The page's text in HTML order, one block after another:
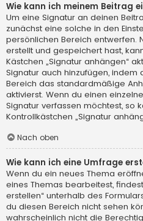
Wie kann ich meinem Beitrag
Um eine Signatur an deinen
zunächst eine solche in den
persönlichen Bereich entwerfen.
erstellt und gespeichert hast,
Kästchen „Signatur anhängen“
Signatur auch hinzufügen,
Bereich das standardmäßige
aktivierst. Wenn du einen
Signatur verfassen möchtest, so
Kontrollkästchen „Signatur
Nach oben
Wie kann ich eine Umfrage
Wenn du ein neues Thema
eines Themas bearbeitest,
erstellen“ unterhalb des
du diesen Bereich nicht sehen
wahrscheinlich nicht die